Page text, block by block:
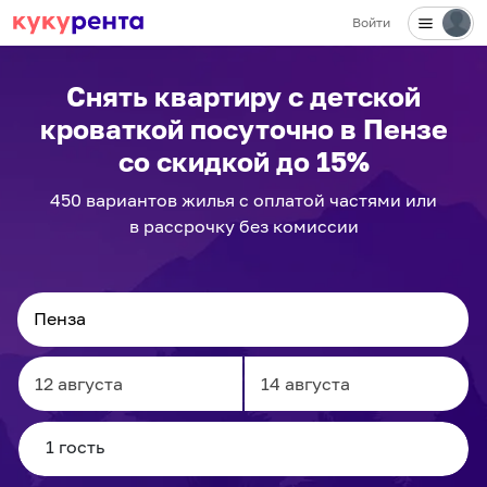
Войти
Снять квартиру с детской
кроваткой посуточно в Пензе
со скидкой до 15%
450 вариантов жилья с оплатой частями или
в рассрочку без комиссии
Navigate
forward
to
Navigate
to
✕